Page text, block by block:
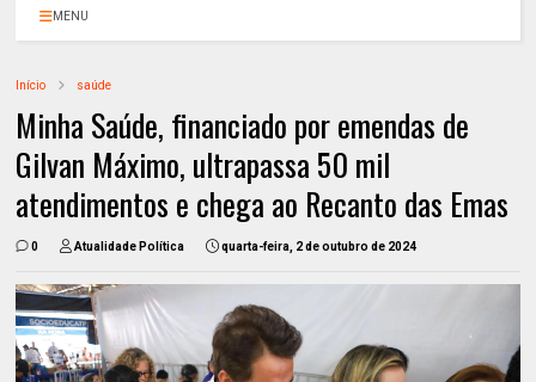
MENU
Início saúde
Minha Saúde, financiado por emendas de
Gilvan Máximo, ultrapassa 50 mil
atendimentos e chega ao Recanto das Emas
0 Atualidade Política quarta-feira, 2 de outubro de 2024